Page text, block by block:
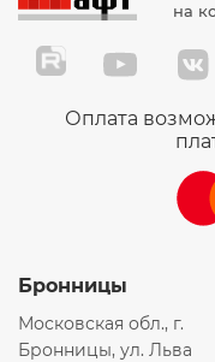
на
Оплата
Бронницы
Московская обл., г.
Бронницы, ул. Льва